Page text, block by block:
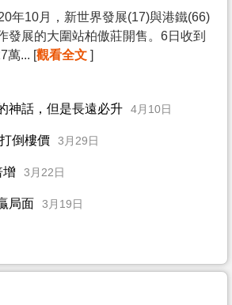
年10月，新世界發展(17)與港鐵(66)
發展的大圍站柏傲莊開售。6日收到
萬... [觀看全文 ]
神話，但是長遠必升 4月10日
倒樓價 3月29日
增 3月22日
局面 3月19日